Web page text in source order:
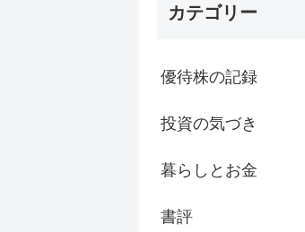
カテゴリー
優待株の記録
投資の気づき
暮らしとお金
書評